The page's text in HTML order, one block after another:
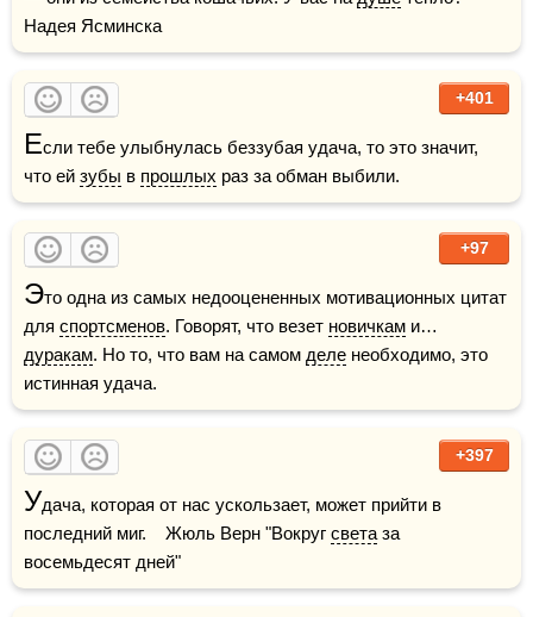
Надея Ясминска
+401
Если тебе улыбнулась беззубая удача, то это значит,
что ей зубы в прошлых раз за обман выбили.
+97
Это одна из самых недооцененных мотивационных цитат
для спортсменов. Говорят, что везет новичкам
дуракам. Но то, что вам на самом деле необходимо, это
истинная удача.
+397
Удача, которая от нас ускользает, может прийти в
последний миг.    Жюль Верн "Вокруг света за
восемьдесят дней"